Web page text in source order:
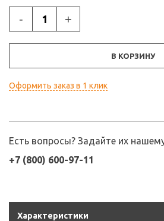
- +
В КОРЗИНУ
Оформить заказ в 1 клик
Есть вопросы? Задайте их
+7 (800) 600-97-11
Характеристики